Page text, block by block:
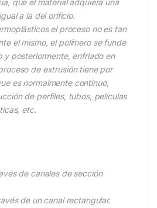
que el material adquiera una
a la del orificio.
el proceso no es tan
el mismo, el polímero se funde
y posteriormente, enfriado en
de extrusión tiene por
es normalmente continuo,
de perfiles, tubos, películas
etc.
de canales de sección
de un canal rectangular.